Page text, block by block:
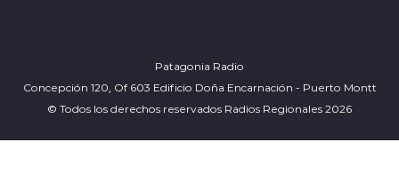
Patagonia Radio
Concepción 120, Of 603 Edificio Doña Encarnación - Puerto Montt
© Todos los derechos reservados Radios Regionales 2026